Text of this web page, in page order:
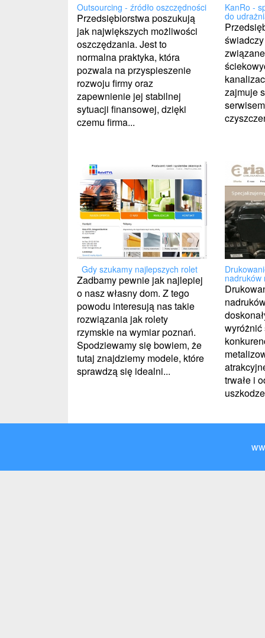
Outsourcing - źródło oszczędności
Przedsiębiorstwa poszukują
jak największych możliwości
oszczędzania. Jest to
normalna praktyka, która
pozwala na przyspieszenie
rozwoju firmy oraz
zapewnienie jej stabilnej
sytuacji finansowej, dzięki
czemu firma...
KanRo -
do
zajmuje
Gdy szukamy najlepszych rolet
Zadbamy pewnie jak najlepiej
o nasz własny dom. Z tego
powodu interesują nas takie
rozwiązania jak rolety
rzymskie na wymiar poznań.
Spodziewamy się bowiem, że
tutaj znajdziemy modele, które
sprawdzą się idealni...
nadruków
wyróżnić
trwałe i